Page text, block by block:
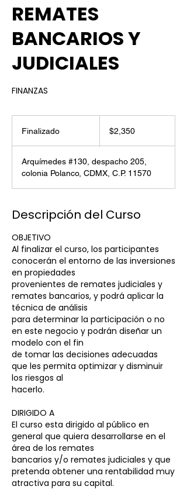
REMATES
BANCARIOS Y
JUDICIALES
FINANZAS
Finalizado
a
l
i
a
mexicanos
$2,350
Arquímedes #130, despacho 205,
colonia Polanco, CDMX, C.P. 11570
Descripción del Curso
OBJETIVO
Al finalizar el curso, los participantes
conocerán el entorno de las inversiones
en propiedades
provenientes de remates judiciales y
remates bancarios, y podrá aplicar la
técnica de análisis
para determinar la participación o no
en este negocio y podrán diseñar un
modelo con el fin
de tomar las decisiones adecuadas
que les permita optimizar y disminuir
los riesgos al
hacerlo.
DIRIGIDO A
El curso esta dirigido al público en
general que quiera desarrollarse en el
área de los remates
bancarios y/o remates judiciales y que
pretenda obtener una rentabilidad muy
atractiva para su capital.